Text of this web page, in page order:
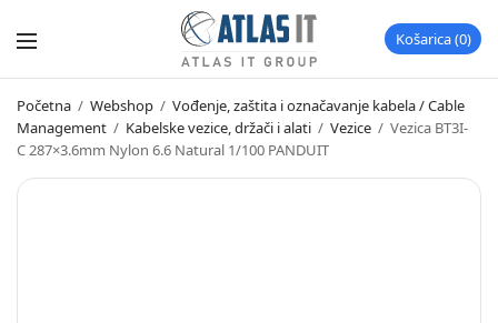
Košarica 0
Početna / Webshop / Vođenje, zaštita i označavanje kabela / Cable
Management / Kabelske vezice, držači i alati / Vezice / Vezica BT3I-
C 287×3.6mm Nylon 6.6 Natural 1/100 PANDUIT